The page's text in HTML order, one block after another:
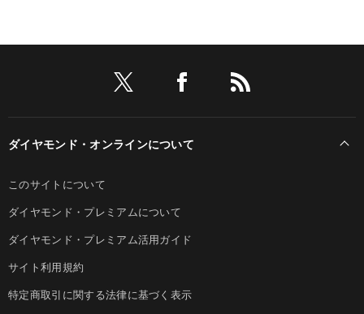
ダイヤモンド・オンラインについて
このサイトについて
ダイヤモンド・プレミアムについて
ダイヤモンド・プレミアム活用ガイド
サイト利用規約
特定商取引に関する法律に基づく表示